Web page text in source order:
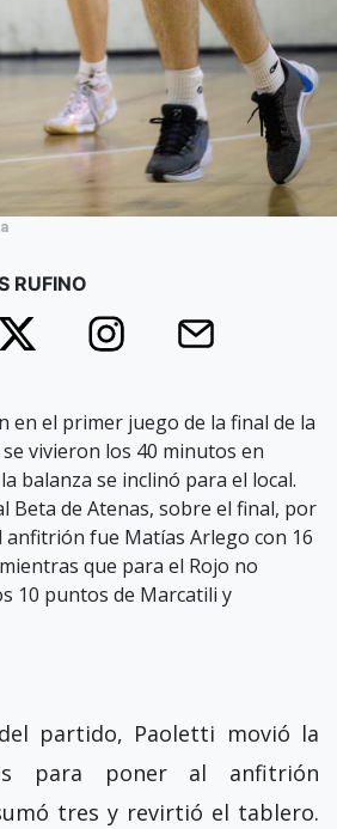
RUFINO
en el primer juego de la final de la
vivieron los 40 minutos en
balanza se inclinó para el local.
Beta de Atenas, sobre el final, por
anfitrión fue Matías Arlego con 16
que para el Rojo no
10 puntos de Marcatili y
partido, Paoletti movió la
para poner al anfitrión
tres y revirtió el tablero.